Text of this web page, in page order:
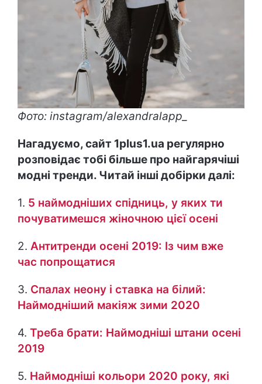
Фото: instagram/alexandralapp_
Нагадуємо, сайт 1plus1.ua регулярно
розповідає тобі більше про найгарячіші
модні тренди. Читай інші добірки далі:
1. 5 наймодніших спідниць, у яких ти
почуватимешся жіночною цієї осені
2. Антитренди осені 2019: Із чим вже
час попрощатися
3. Спалах неону і ставка на білий:
Наймодніший макіяж зими 2020
4. Треба брати: Наймодніші штани осені
2019
5. Наймодніші кольори 2020 року, які